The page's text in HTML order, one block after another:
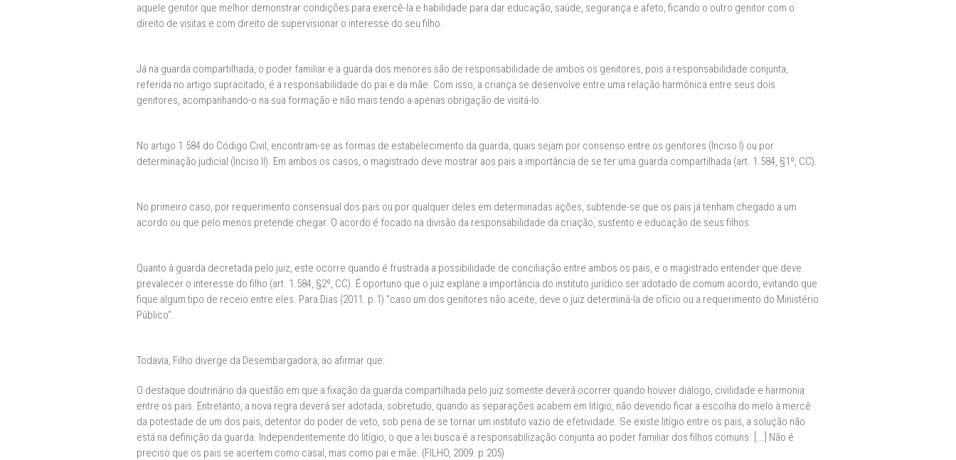
aquele genitor que melhor demonstrar condições para exercê-la e habilidade para dar educação, saúde, segurança e afeto, ficando o outro genitor com o
direito de visitas e com direito de supervisionar o interesse do seu filho.
Já na guarda compartilhada, o poder familiar e a guarda dos menores são de responsabilidade de ambos os genitores, pois a responsabilidade conjunta,
referida no artigo supracitado, é a responsabilidade do pai e da mãe. Com isso, a criança se desenvolve entre uma relação harmônica entre seus dois
genitores, acompanhando-o na sua formação e não mais tendo a apenas obrigação de visitá-lo.
No artigo 1.584 do Código Civil, encontram-se as formas de estabelecimento da guarda, quais sejam por consenso entre os genitores (Inciso I) ou por
determinação judicial (Inciso II). Em ambos os casos, o magistrado deve mostrar aos pais a importância de se ter uma guarda compartilhada (art. 1.584, §1º, CC).
No primeiro caso, por requerimento consensual dos pais ou por qualquer deles em determinadas ações, subtende-se que os pais já tenham chegado a um
acordo ou que pelo menos pretende chegar. O acordo é focado na divisão da responsabilidade da criação, sustento e educação de seus filhos.
Quanto à guarda decretada pelo juiz, este ocorre quando é frustrada a possibilidade de conciliação entre ambos os pais, e o magistrado entender que deve
prevalecer o interesse do filho (art. 1.584, §2º, CC). É oportuno que o juiz explane a importância do instituto jurídico ser adotado de comum acordo, evitando que
fique algum tipo de receio entre eles. Para Dias (2011. p.1) "caso um dos genitores não aceite, deve o juiz determiná-la de ofício ou a requerimento do Ministério
Público".
Todavia, Filho diverge da Desembargadora, ao afirmar que:
O destaque doutrinário da questão em que a fixação da guarda compartilhada pelo juiz somente deverá ocorrer quando houver diálogo, civilidade e harmonia
entre os pais. Entretanto, a nova regra deverá ser adotada, sobretudo, quando as separações acabem em litígio, não devendo ficar a escolha do melo à mercê
da potestade de um dos pais, detentor do poder de veto, sob pena de se tornar um instituto vazio de efetividade. Se existe litígio entre os pais, a solução não
está na definição da guarda. Independentemente do litígio, o que a lei busca é a responsabilização conjunta ao poder familiar dos filhos comuns. [...] Não é
preciso que os pais se acertem como casal, mas como pai e mãe. (FILHO, 2009. p.205)